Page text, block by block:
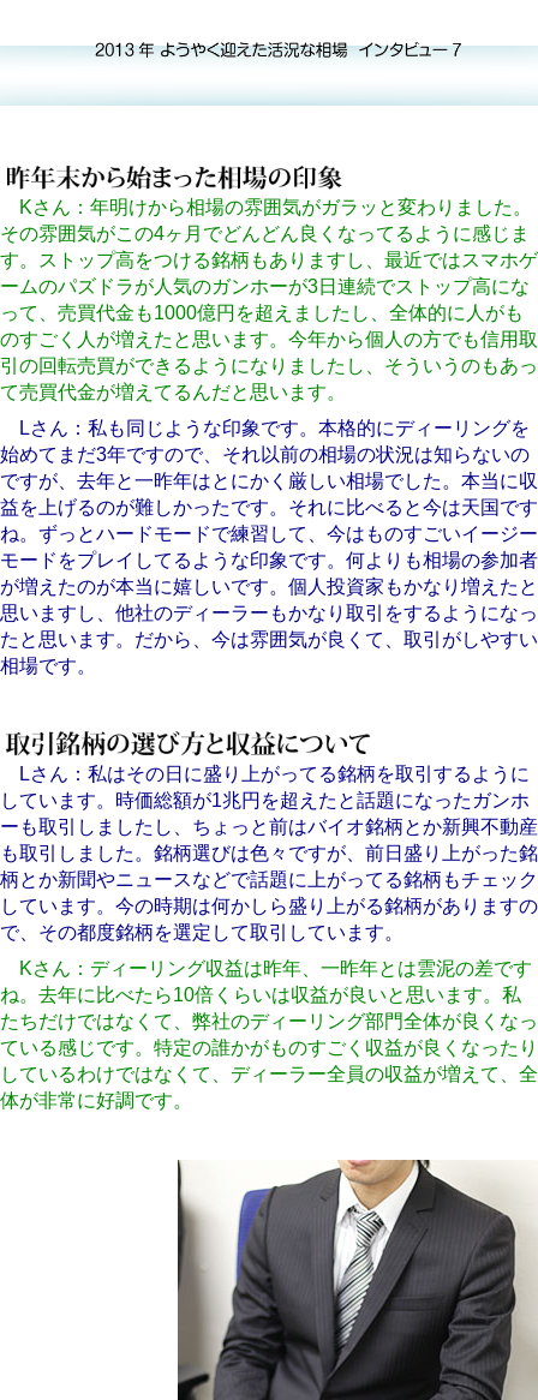
Kさん：年明けから相場の雰囲気がガラッと変わりました。
その雰囲気がこの4ヶ月でどんどん良くなってるように感じま
す。ストップ高をつける銘柄もありますし、最近ではスマホゲ
ームのパズドラが人気のガンホーが3日連続でストップ高にな
って、売買代金も1000億円を超えましたし、全体的に人がも
のすごく人が増えたと思います。今年から個人の方でも信用取
引の回転売買ができるようになりましたし、そういうのもあっ
て売買代金が増えてるんだと思います。
Lさん：私も同じような印象です。本格的にディーリングを
始めてまだ3年ですので、それ以前の相場の状況は知らないの
ですが、去年と一昨年はとにかく厳しい相場でした。本当に収
益を上げるのが難しかったです。それに比べると今は天国です
ね。ずっとハードモードで練習して、今はものすごいイージー
モードをプレイしてるような印象です。何よりも相場の参加者
が増えたのが本当に嬉しいです。個人投資家もかなり増えたと
思いますし、他社のディーラーもかなり取引をするようになっ
たと思います。だから、今は雰囲気が良くて、取引がしやすい
相場です。
Lさん：私はその日に盛り上がってる銘柄を取引するように
しています。時価総額が1兆円を超えたと話題になったガンホ
ーも取引しましたし、ちょっと前はバイオ銘柄とか新興不動産
も取引しました。銘柄選びは色々ですが、前日盛り上がった銘
柄とか新聞やニュースなどで話題に上がってる銘柄もチェック
しています。今の時期は何かしら盛り上がる銘柄がありますの
で、その都度銘柄を選定して取引しています。
Kさん：ディーリング収益は昨年、一昨年とは雲泥の差です
ね。去年に比べたら10倍くらいは収益が良いと思います。私
たちだけではなくて、弊社のディーリング部門全体が良くなっ
ている感じです。特定の誰かがものすごく収益が良くなったり
しているわけではなくて、ディーラー全員の収益が増えて、全
体が非常に好調です。